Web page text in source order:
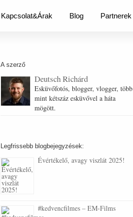
Kapcsolat&Árak Blog Partnerek
A szerző
Deutsch Richárd
Esküvőfotós, blogger, vlogger, több
mint kétszáz esküvővel a háta
mögött.
Legfrissebb blogbejegyzések:
Évértékelő, avagy viszlát 2025!
#kedvencfilmes – EM-Films